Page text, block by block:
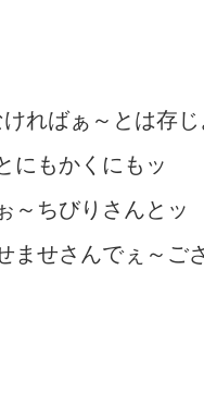
ればぁ～とは存
にもかくにもッ
～ちびりさんとッ
ませさんでぇ～ご